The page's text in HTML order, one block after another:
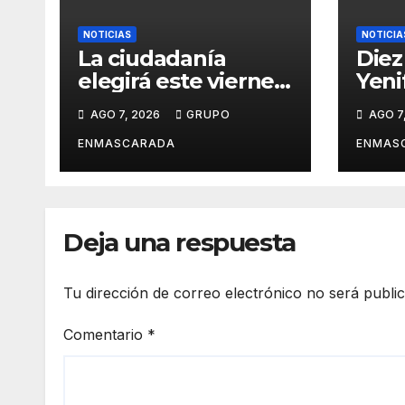
NOTICIAS
La ciudadanía
elegirá este viernes
el cartel del
Carnaval de Las
Palmas de Gran
Canaria 2027 en
Televisión Canaria
AGO 7, 2026 GRUPO
ENMASCARADA
AGO
Deja una respuesta
Tu dirección de correo electrónico no será
Comentario *